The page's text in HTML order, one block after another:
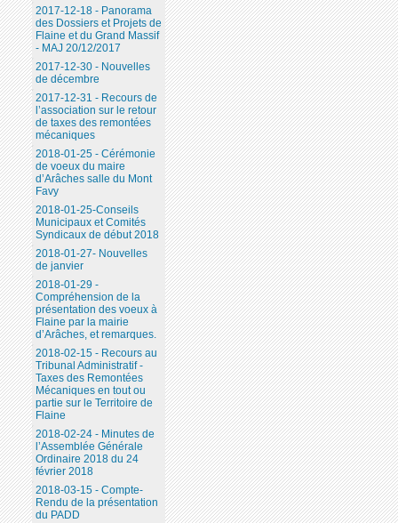
2017-12-18 - Panorama
des Dossiers et Projets de
Flaine et du Grand Massif
- MAJ 20/12/2017
2017-12-30 - Nouvelles
de décembre
2017-12-31 - Recours de
l’association sur le retour
de taxes des remontées
mécaniques
2018-01-25 - Cérémonie
de voeux du maire
d’Arâches salle du Mont
Favy
2018-01-25-Conseils
Municipaux et Comités
Syndicaux de début 2018
2018-01-27- Nouvelles
de janvier
2018-01-29 -
Compréhension de la
présentation des voeux à
Flaine par la mairie
d’Arâches, et remarques.
2018-02-15 - Recours au
Tribunal Administratif -
Taxes des Remontées
Mécaniques en tout ou
partie sur le Territoire de
Flaine
2018-02-24 - Minutes de
l’Assemblée Générale
Ordinaire 2018 du 24
février 2018
2018-03-15 - Compte-
Rendu de la présentation
du PADD